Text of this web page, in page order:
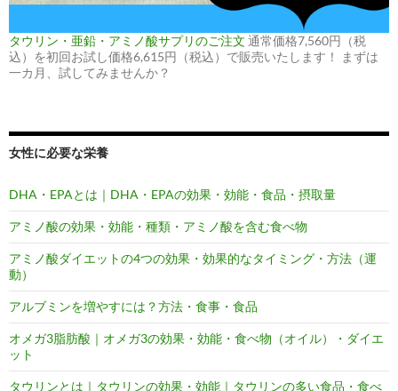
タウリン・亜鉛・アミノ酸サプリのご注文 通常価格7,560円（税
込）を初回お試し価格6,615円（税込）で販売いたします！ まずは
一カ月、試してみませんか？
女性に必要な栄養
DHA・EPAとは｜DHA・EPAの効果・効能・食品・摂取量
アミノ酸の効果・効能・種類・アミノ酸を含む食べ物
アミノ酸ダイエットの4つの効果・効果的なタイミング・方法（運
動）
アルブミンを増やすには？方法・食事・食品
オメガ3脂肪酸｜オメガ3の効果・効能・食べ物（オイル）・ダイエ
ット
タウリンとは｜タウリンの効果・効能｜タウリンの多い食品・食べ